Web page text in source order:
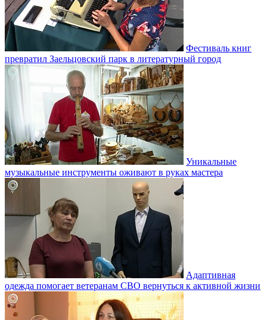
Фестиваль книг
превратил Заельцовский парк в литературный город
Уникальные
музыкальные инструменты оживают в руках мастера
Адаптивная
одежда помогает ветеранам СВО вернуться к активной жизни